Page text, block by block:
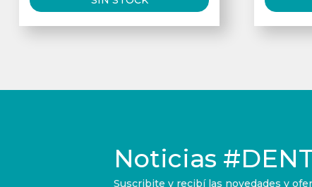
Noticias
Suscribite y recibí las novedades y